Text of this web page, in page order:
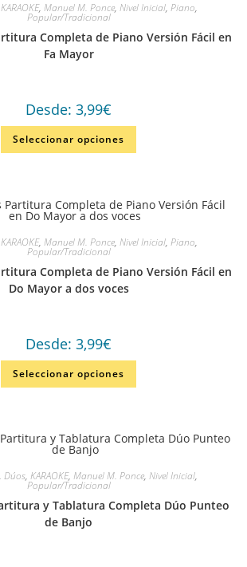
KARAOKE, Manuel M. Ponce, Nivel Inicial, Piano,
Popular/Tradicional
Completa de Piano Versión Fácil en
Fa Mayor
Desde: 3,99€
Seleccionar opciones
KARAOKE, Manuel M. Ponce, Nivel Inicial, Piano,
Popular/Tradicional
Completa de Piano Versión Fácil en
Do Mayor a dos voces
Desde: 3,99€
Seleccionar opciones
, Dúos, KARAOKE, Manuel M. Ponce, Nivel Inicial,
Popular/Tradicional
y Tablatura Completa Dúo Punteo
de Banjo